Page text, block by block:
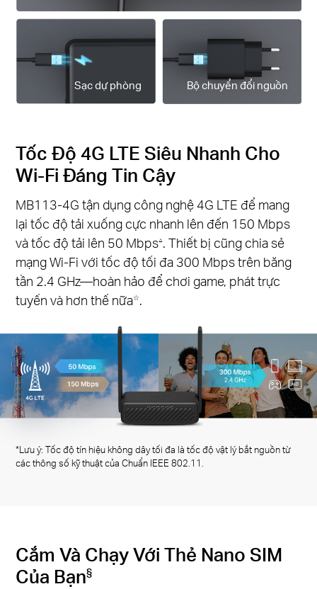
Sạc dự phòng Bộ chuyển đổi nguồn
Tốc Độ 4G LTE Siêu Nhanh Cho
Wi-Fi Đáng Tin Cậy
MB113-4G tận dụng công nghệ 4G LTE để mang
lại tốc độ tải xuống cực nhanh lên đến 150 Mbps
và tốc độ tải lên 50 Mbps△. Thiết bị cũng chia sẻ
mạng Wi-Fi với tốc độ tối đa 300 Mbps trên băng
tần 2.4 GHz—hoàn hảo để chơi game, phát trực
tuyến và hơn thế nữa☆.
*Lưu ý: Tốc độ tín hiệu không dây tối đa là tốc độ vật lý bắt nguồn từ
các thông số kỹ thuật của Chuẩn IEEE 802.11.
Cắm Và Chạy Với Thẻ Nano SIM
Của Bạn§